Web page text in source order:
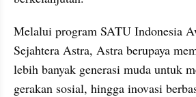
Melalui program SATU Indonesia
Sejahtera Astra, Astra berupaya
lebih banyak generasi muda untuk
gerakan sosial, hingga inovasi